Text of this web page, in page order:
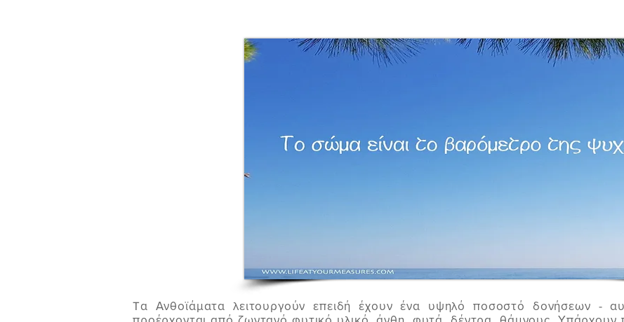
Tα Ανθοϊάματα λειτουργούν επειδή έχουν ένα υψηλό ποσοστό δονήσεων -